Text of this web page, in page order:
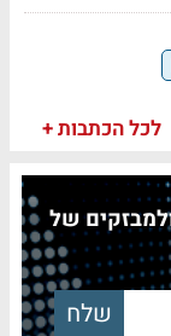
לכל הכתבות +
של